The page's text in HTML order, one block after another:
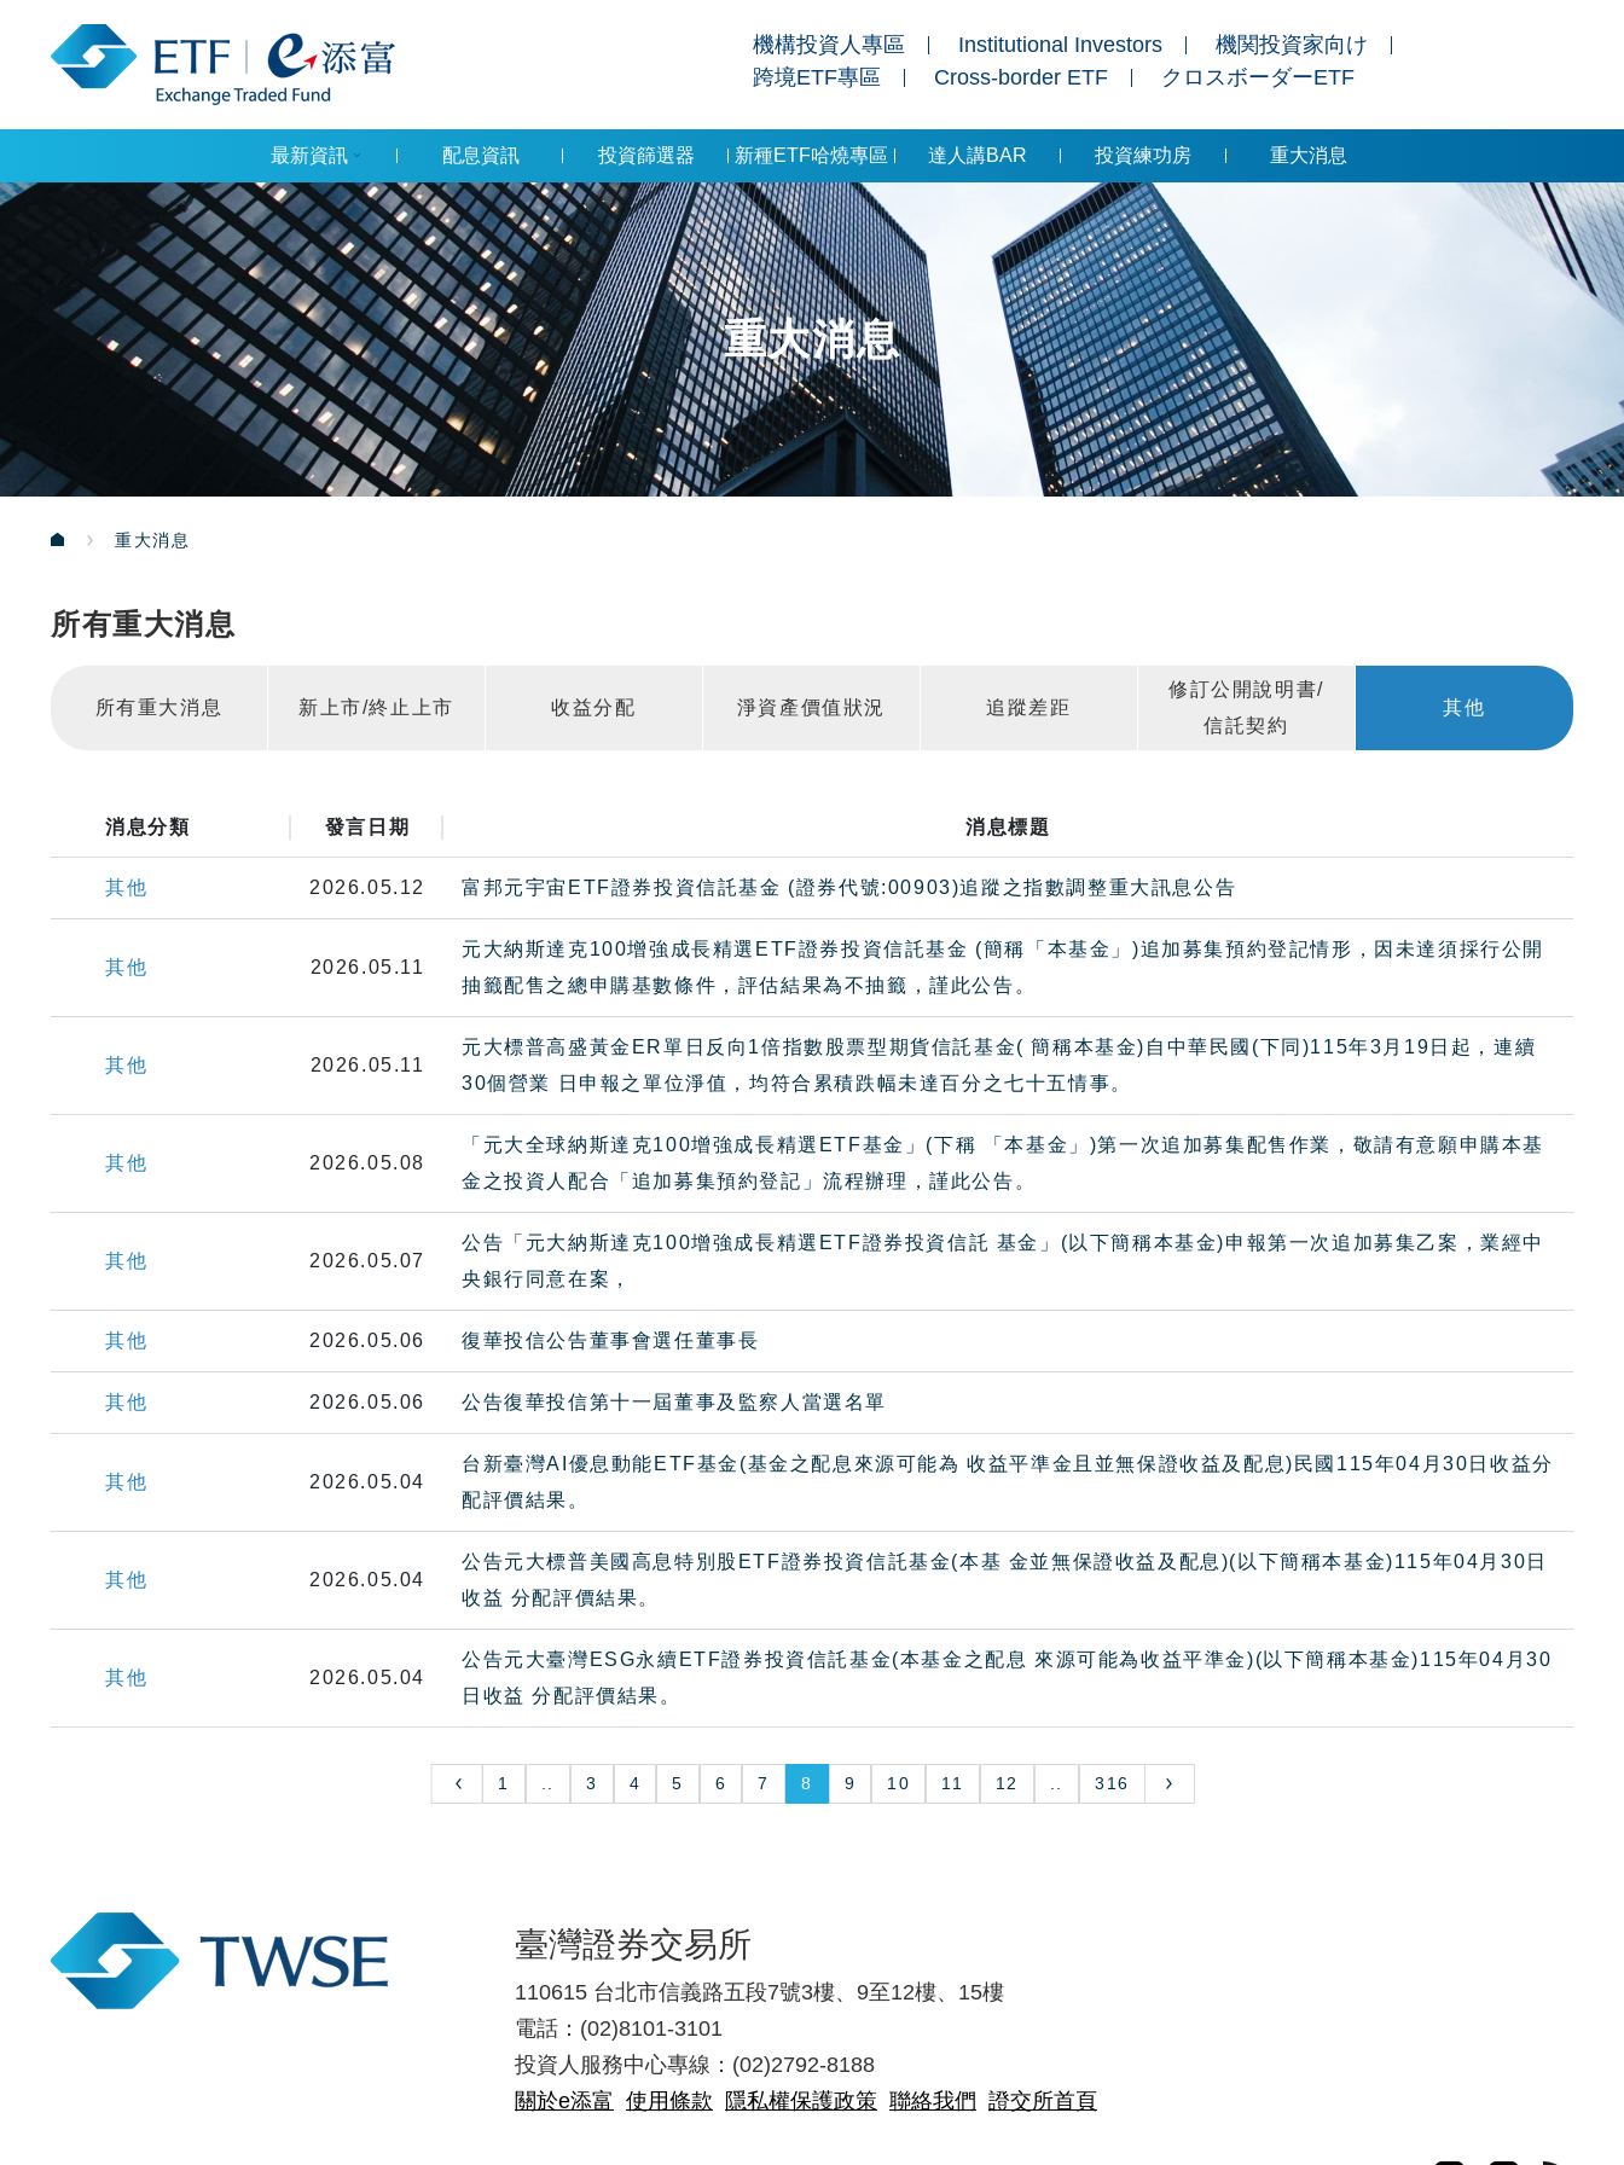
機構投資人專區 Institutional Investors
機関投資家向け
跨境ETF專區
Cross-border ETF クロスボーダーETF
最新資訊 配息資訊 投資篩選器 新種ETF哈燒專區 達人講BAR 投資練功房 重大消息
重大消息
重大消息
所有重大消息
所有重大消息 新上市/終止上市 收益分配 淨資產價值狀況 追蹤差距
修訂公開說明書/
信託契約
其他
消息分類 發言日期 消息標題
其他 2026.05.12 富邦元宇宙ETF證券投資信託基金 (證券代號:00903)追蹤之指數調整重大訊息公告
其他 2026.05.11
元大納斯達克100增強成長精選ETF證券投資信託基金 (簡稱「本基金」)追加募集預約登記情形，因未達須採行公開
抽籤配售之總申購基數條件，評估結果為不抽籤，謹此公告。
其他 2026.05.11
元大標普高盛黃金ER單日反向1倍指數股票型期貨信託基金( 簡稱本基金)自中華民國(下同)115年3月19日起，連續
30個營業 日申報之單位淨值，均符合累積跌幅未達百分之七十五情事。
其他 2026.05.08
「元大全球納斯達克100增強成長精選ETF基金」(下稱 「本基金」)第一次追加募集配售作業，敬請有意願申購本基
金之投資人配合「追加募集預約登記」流程辦理，謹此公告。
其他 2026.05.07
公告「元大納斯達克100增強成長精選ETF證券投資信託 基金」(以下簡稱本基金)申報第一次追加募集乙案，業經中
央銀行同意在案，
其他 2026.05.06 復華投信公告董事會選任董事長
其他 2026.05.06 公告復華投信第十一屆董事及監察人當選名單
其他 2026.05.04
台新臺灣AI優息動能ETF基金(基金之配息來源可能為 收益平準金且並無保證收益及配息)民國115年04月30日收益分
配評價結果。
其他 2026.05.04
公告元大標普美國高息特別股ETF證券投資信託基金(本基 金並無保證收益及配息)(以下簡稱本基金)115年04月30日
收益 分配評價結果。
其他 2026.05.04
公告元大臺灣ESG永續ETF證券投資信託基金(本基金之配息 來源可能為收益平準金)(以下簡稱本基金)115年04月30
日收益 分配評價結果。
1 3 4 5 6 7 8 9 10 11 12 316
臺灣證券交易所
110615 台北市信義路五段7號3樓、9至12樓、15樓
電話：(02)8101-3101
投資人服務中心專線：(02)2792-8188
關於e添富 使用條款 隱私權保護政策 聯絡我們 證交所首頁